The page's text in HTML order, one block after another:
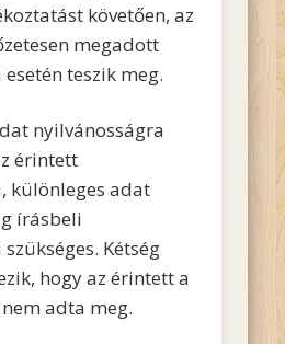
követően, az
megadott
teszik meg.
nyilvánosságra
érintett
különleges adat
írásbeli
Kétség
hogy az érintett a
adta meg.